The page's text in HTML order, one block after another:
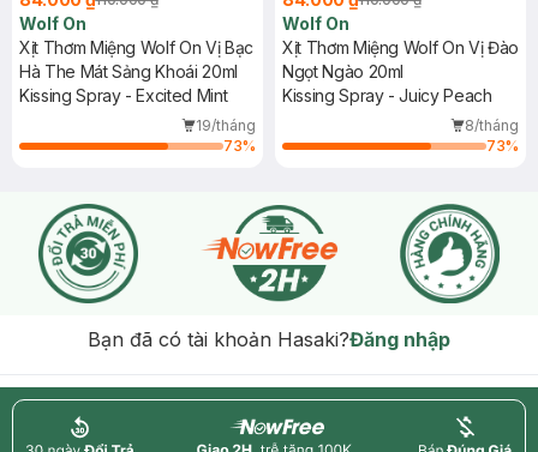
Wolf On
Xịt Thơm Miệng Wolf On Vị Bạc
Hà The Mát Sảng Khoái 20ml
Kissing Spray - Excited Mint
19/tháng
73%
Wolf On
Xịt Thơm Miệng Wolf On Vị Đào
Ngọt Ngào 20ml
Kissing Spray - Juicy Peach
8/tháng
73%
Bạn đã có tài khoản Hasaki?Đăng nhập